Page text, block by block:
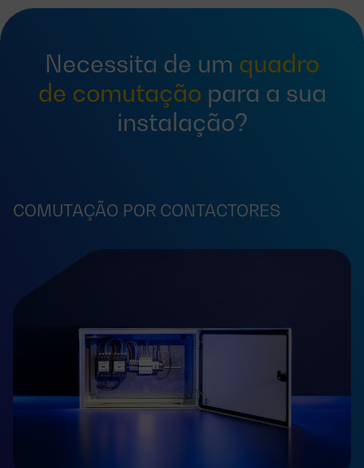
Necessita de um quadro
de comutação para a sua
instalação?
COMUTAÇÃO POR CONTACTORES